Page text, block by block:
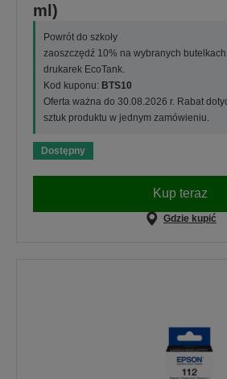
ml)
Powrót do szkoły
zaoszczędź 10% na wybranych
drukarek EcoTank.
Kod kuponu: BTS10
Oferta ważna do 30.08.2026 r. Rabat
sztuk produktu w jednym zamówieniu.
Dostępny
Kup teraz
Gdzie kupić